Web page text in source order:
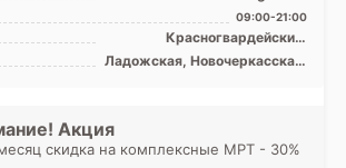
Symphony 1.5T закрытый тип
09:00-21:00
Красногвардейский,
Невский, Центральный, Лен.
область
Ладожская, Новочеркасская,
Чернышевская
Акция
скидка на комплексные МРТ - 30%